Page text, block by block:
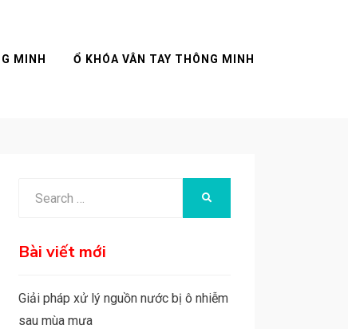
MINH Ổ KHÓA VÂN TAY THÔNG MINH
Bài viết mới
Giải pháp xử lý nguồn nước bị ô nhiễm
sau mùa mưa